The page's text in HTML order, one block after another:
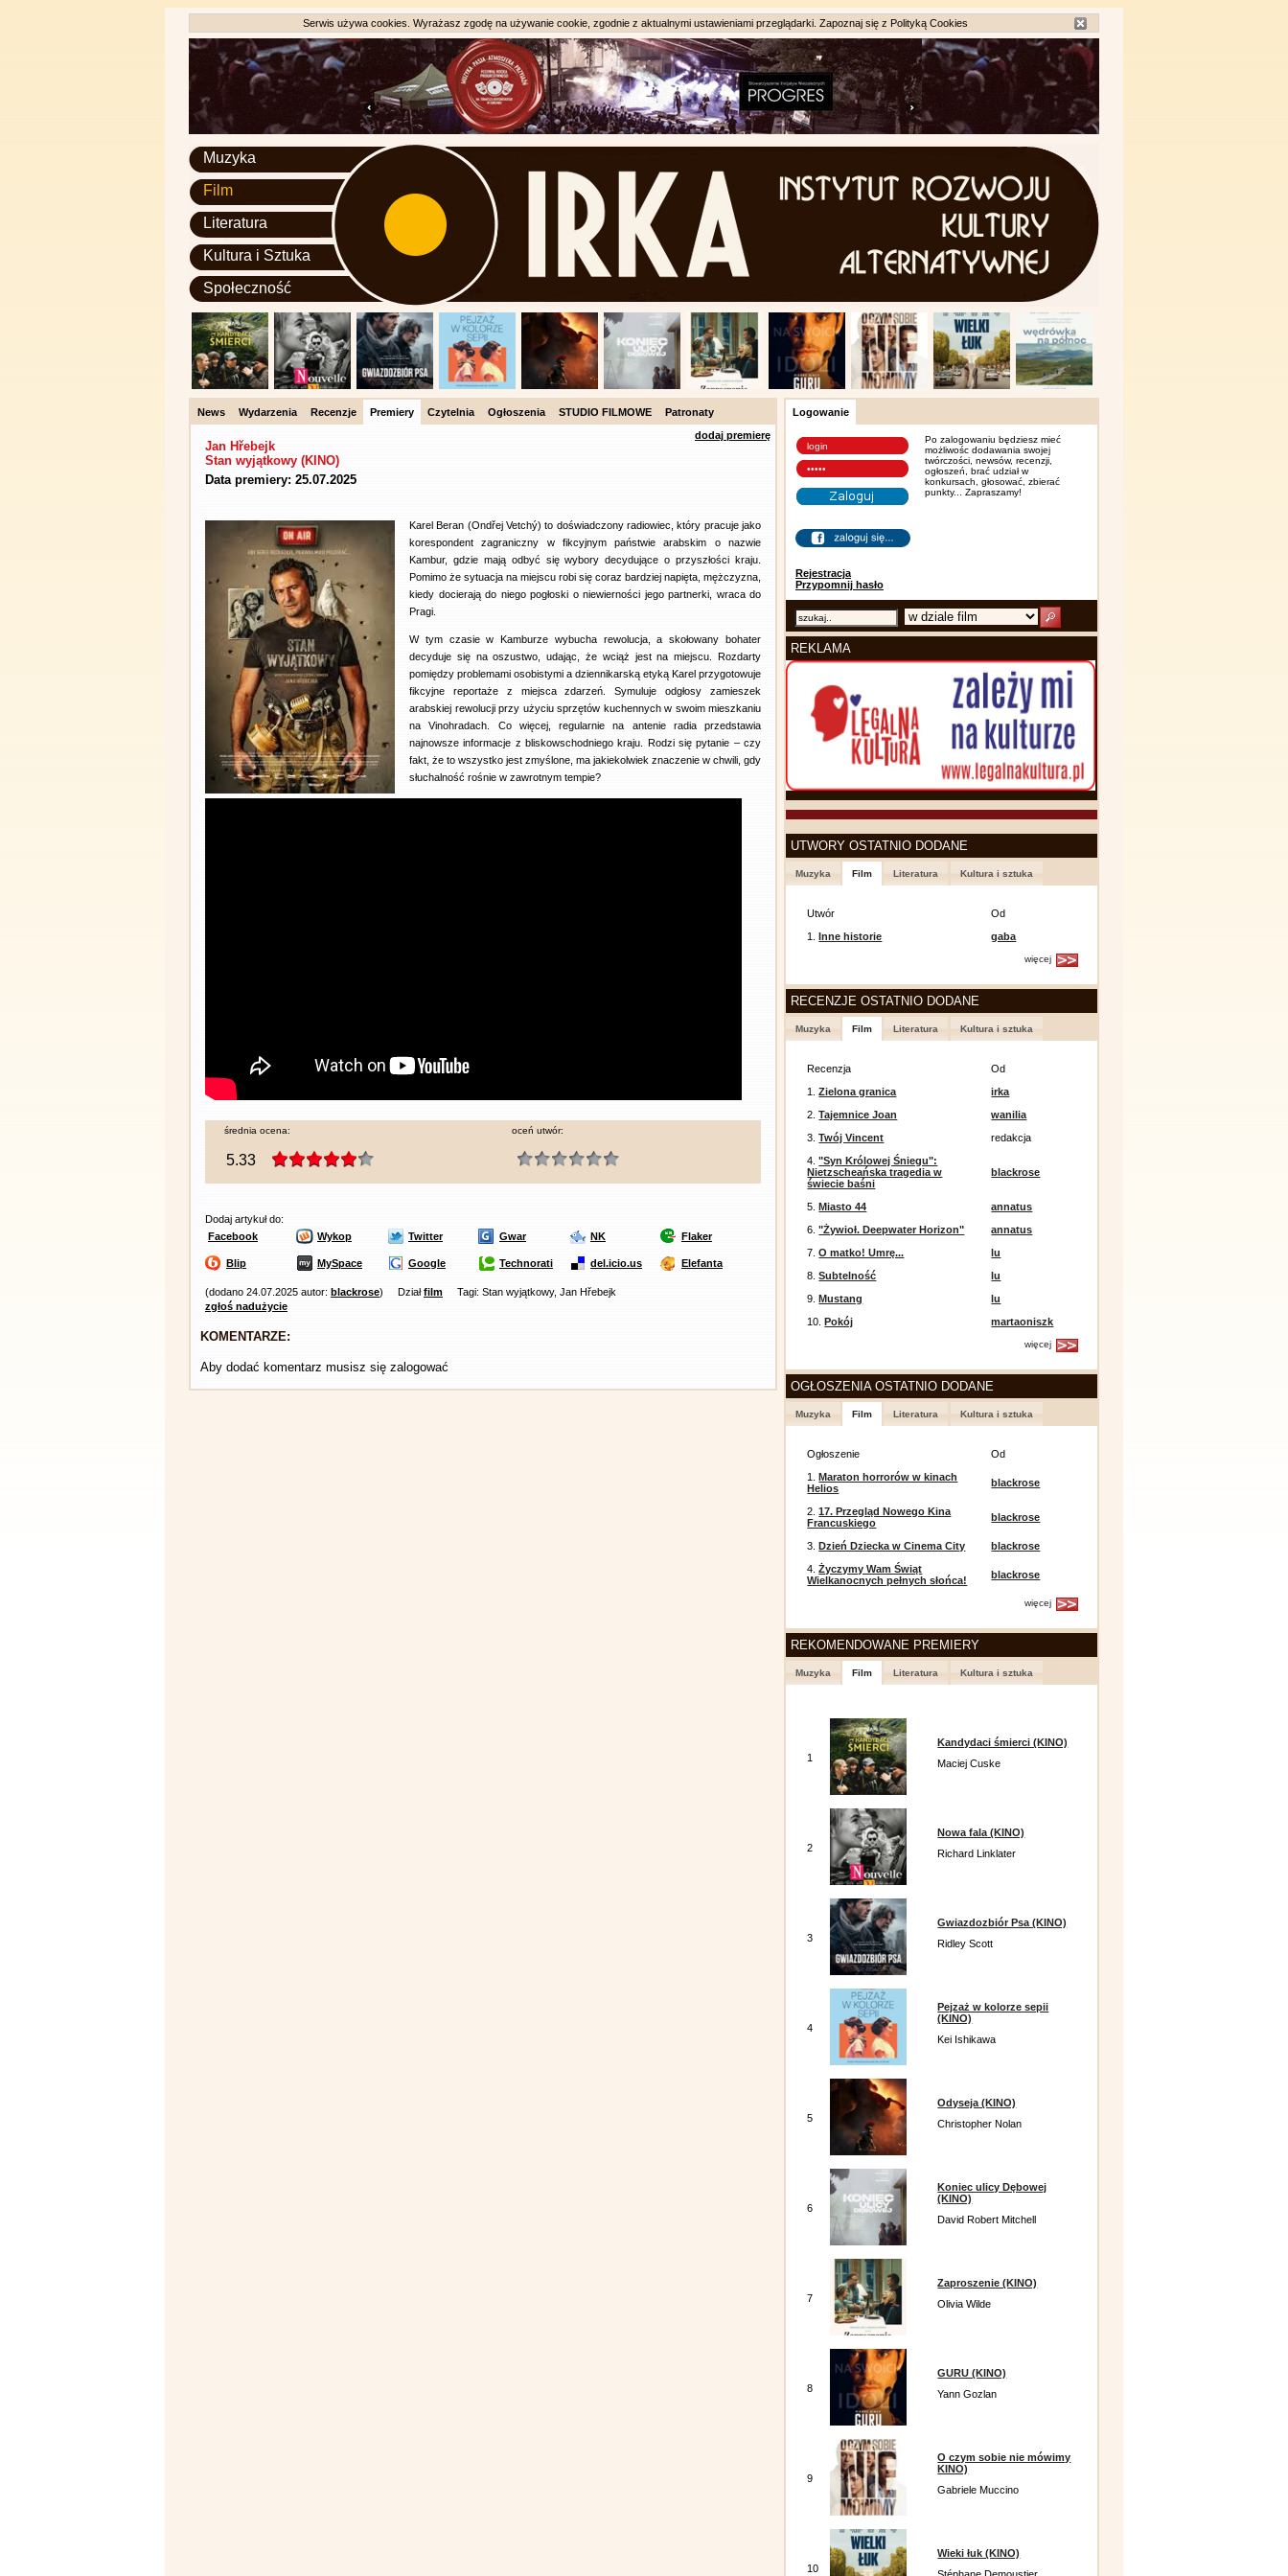
Serwis używa cookies. Wyrażasz zgodę na używanie cookie, zgodnie z aktualnymi ustawieniami przeglądarki. Zapoznaj się z Polityką Cookies
Muzyka
Film
Literatura
Kultura i Sztuka
Społeczność
News Wydarzenia Recenzje Premiery Czytelnia Ogłoszenia STUDIO FILMOWE
Patronaty
dodaj premierę
Jan Hřebejk
Stan wyjątkowy (KINO)
Data premiery: 25.07.2025
Karel Beran (Ondřej Vetchý) to doświadczony radiowiec, który pracuje jako
korespondent zagraniczny w fikcyjnym państwie arabskim o nazwie
Kambur, gdzie mają odbyć się wybory decydujące o przyszłości kraju.
Pomimo że sytuacja na miejscu robi się coraz bardziej napięta, mężczyzna,
kiedy docierają do niego pogłoski o niewierności jego partnerki, wraca do
Pragi.
W tym czasie w Kamburze wybucha rewolucja, a skołowany bohater
decyduje się na oszustwo, udając, że wciąż jest na miejscu. Rozdarty
pomiędzy problemami osobistymi a dziennikarską etyką Karel przygotowuje
fikcyjne reportaże z miejsca zdarzeń. Symuluje odgłosy zamieszek
arabskiej rewolucji przy użyciu sprzętów kuchennych w swoim mieszkaniu
na Vinohradach. Co więcej, regularnie na antenie radia przedstawia
najnowsze informacje z bliskowschodniego kraju. Rodzi się pytanie – czy
fakt, że to wszystko jest zmyślone, ma jakiekolwiek znaczenie w chwili, gdy
słuchalność rośnie w zawrotnym tempie?
średnia ocena:
5.33
oceń utwór:
Dodaj artykuł do:
Facebook
Wykop Twitter Gwar NK Flaker
Blip MySpace Google Technorati del.icio.us Elefanta
(dodano 24.07.2025 autor: blackrose) Działfilm
Tagi: Stan wyjątkowy, Jan Hřebejk
zgłoś nadużycie
KOMENTARZE:
Aby dodać komentarz musisz się zalogować
Logowanie
Rejestracja
Przypomnij hasło
Po zalogowaniu będziesz mieć
możliwośc dodawania swojej
twórczości, newsów, recenzji,
ogłoszeń, brać udział w
konkursach, głosować, zbierać
punkty... Zapraszamy!
REKLAMA
UTWORY OSTATNIO DODANE
Muzyka Film Literatura Kultura i sztuka
Utwór
Od
1.Inne historie gaba
więcej
RECENZJE OSTATNIO DODANE
Muzyka Film Literatura Kultura i sztuka
Recenzja
Od
1.Zielona granica
irka
2.Tajemnice Joan
wanilia
3.Twój Vincent
redakcja
4."Syn Królowej Śniegu":
Nietzscheańska tragedia w
świecie baśni
blackrose
5.Miasto 44
annatus
6."Żywioł. Deepwater Horizon"
annatus
7.O matko! Umrę...
lu
8.Subtelność
lu
9.Mustang
lu
10.Pokój martaoniszk
więcej
OGŁOSZENIA OSTATNIO DODANE
Muzyka Film Literatura Kultura i sztuka
Ogłoszenie
Od
1.Maraton horrorów w kinach
Helios
blackrose
2.17. Przegląd Nowego Kina
Francuskiego
blackrose
3.Dzień Dziecka w Cinema City
blackrose
4.Życzymy Wam Świąt
Wielkanocnych pełnych słońca!
blackrose
więcej
REKOMENDOWANE PREMIERY
Muzyka Film Literatura Kultura i sztuka
1
Kandydaci śmierci (KINO)
Maciej Cuske
2
Nowa fala (KINO)
Richard Linklater
3
Gwiazdozbiór Psa (KINO)
Ridley Scott
4
Pejzaż w kolorze sepii
(KINO)
Kei Ishikawa
5
Odyseja (KINO)
Christopher Nolan
6
Koniec ulicy Dębowej
(KINO)
David Robert Mitchell
7
Zaproszenie (KINO)
Olivia Wilde
8
GURU (KINO)
Yann Gozlan
9
O czym sobie nie mówimy
KINO)
Gabriele Muccino
10
Wieki łuk (KINO)